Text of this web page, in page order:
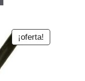
¡oferta!